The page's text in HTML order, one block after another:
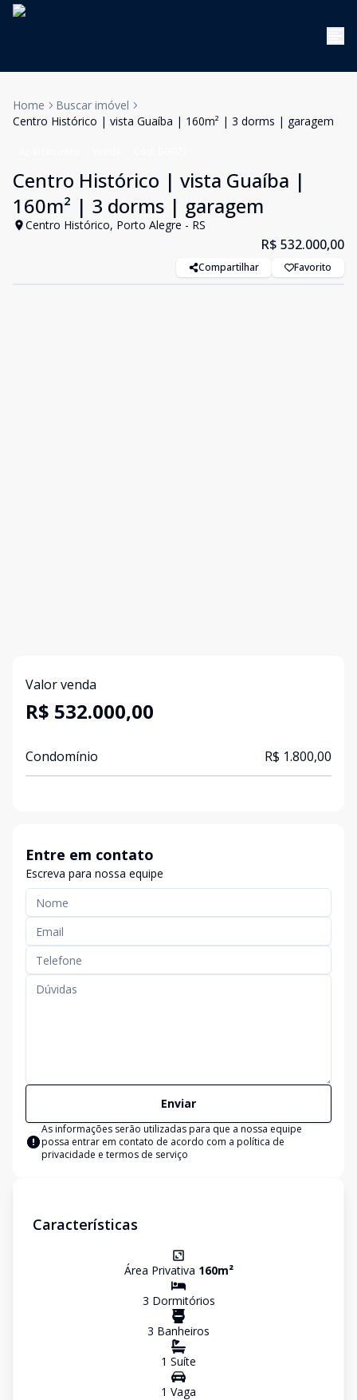
Home
Buscar imóvel
Centro Histórico | vista Guaíba | 160m² | 3 dorms | garagem
Centro Histórico | vista Guaíba |
160m² | 3 dorms | garagem
Centro Histórico, Porto Alegre - RS
R$ 532.000,00
Compartilhar Favorito
Valor venda
R$ 532.000,00
Condomínio R$ 1.800,00
Entre em contato
Escreva para nossa equipe
Enviar
As informações serão utilizadas para que a nossa equipe
possa entrar em contato de acordo com a política de
privacidade e termos de serviço
Características
Área Privativa 160m²
3 Dormitórios
3 Banheiros
1 Suíte
1 Vaga